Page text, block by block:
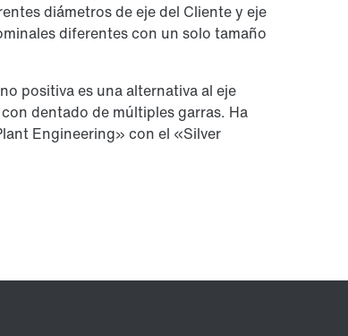
diámetros de eje del Cliente y eje
diferentes con un solo tamaño
positiva es una alternativa al eje
dentado de múltiples garras. Ha
Engineering» con el «Silver